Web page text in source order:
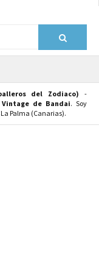
del Zodiaco) -
de Bandai. Soy
Palma (Canarias).